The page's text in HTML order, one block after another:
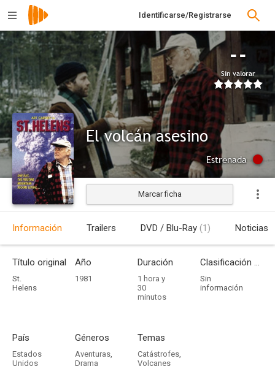
Identificarse/Registrarse
--
Sin valorar
El volcán asesino
Estrenada
Marcar ficha
Información Trailers DVD / Blu-Ray (1) Noticias
Título original
St.
Helens
Año
1981
Duración
1 hora y
30
minutos
Clasificación por edades
Sin
información
País
Estados
Unidos
Géneros
Aventuras,
Drama
Temas
Catástrofes,
Volcanes